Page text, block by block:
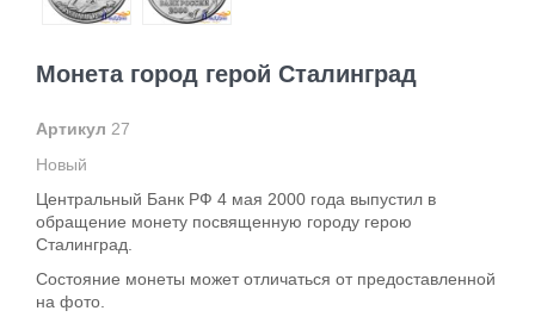
Монета город герой Сталинград
Артикул 27
Новый
Центральный Банк РФ 4 мая 2000 года выпустил в
обращение монету посвященную городу герою
Сталинград.
Состояние монеты может отличаться от предоставленной
на фото.